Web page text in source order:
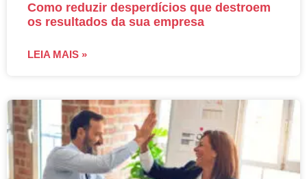
Como reduzir desperdícios que destroem
os resultados da sua empresa
LEIA MAIS »